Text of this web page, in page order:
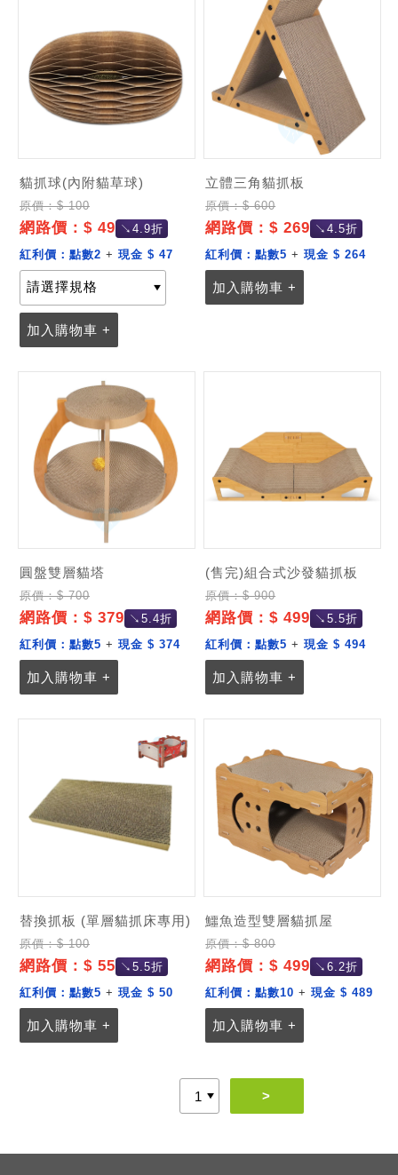
貓抓球(內附貓草球)
原價：$ 100
網路價：$ 49 ↘4.9折
紅利價： 點數2 + 現金 $ 47
加入購物車 +
立體三角貓抓板
原價：$ 600
網路價：$ 269 ↘4.5折
紅利價：點數5 +現金 $ 264
加入購物車 +
圓盤雙層貓塔
原價：$ 700
網路價：$ 379 ↘5.4折
紅利價： 點數5 + 現金 $ 374
加入購物車 +
(售完)組合式沙發貓抓板
原價：$ 900
網路價：$ 499 ↘5.5折
紅利價：點數5 +現金 $ 494
加入購物車 +
替換抓板 (單層貓抓床專用)
原價：$ 100
網路價：$ 55 ↘5.5折
紅利價： 點數5 + 現金 $ 50
加入購物車 +
鱷魚造型雙層貓抓屋
原價：$ 800
網路價：$ 499 ↘6.2折
紅利價：點數10 +現金 $ 489
加入購物車 +
>